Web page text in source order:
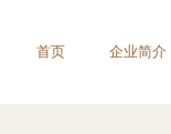
首页 企业简介